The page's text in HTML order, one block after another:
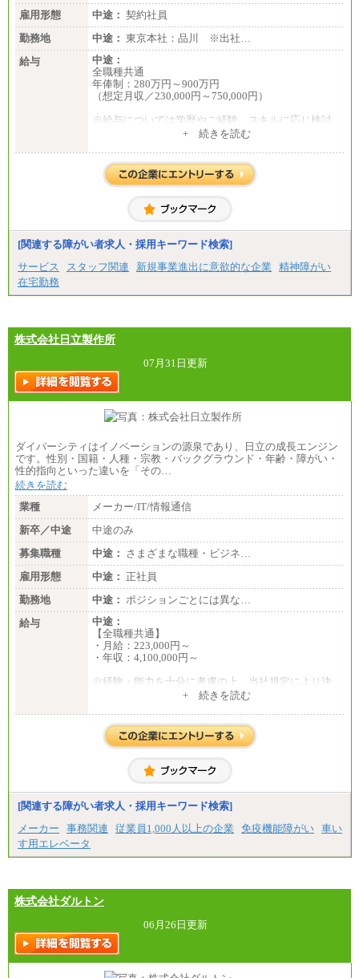
雇用形態
中途： 契約社員
勤務地
中途： 東京本社：品川 ※出社…
給与
中途：
全職種共通
年俸制：280万円～900万円
（想定月収／230,000円～750,000円）
※給与については学歴やご経験、スキルに応じ検討
可能性もございます。
※上記年収に加え、会社業績連動によるインセンテ
ィブが年に一回支払われることがあります。
+ 続きを読む
[関連する障がい者求人・採用キーワード検索]
サービス
スタッフ関連 新規事業進出に意欲的な企業
精神障がい
在宅勤務
株式会社日立製作所
07月31日更新
ダイバーシティはイノベーションの源泉であり、日立の成長エンジン
です。性別・国籍・人種・宗教・バックグラウンド・年齢・障がい・
性的指向といった違いを「その…
続きを読む
業種
メーカー/IT/情報通信
新卒／中途
中途のみ
募集職種
中途： さまざまな職種・ビジネ…
雇用形態
中途： 正社員
勤務地
中途： ポジションごとには異な…
給与
中途：
【全職種共通】
・月給：223,000円～
・年収：4,100,000円～
※経験・能力を十分に考慮の上、当社規定により決
+ 続きを読む
[関連する障がい者求人・採用キーワード検索]
メーカー
事務関連 従業員1,000人以上の企業 免疫機能障がい 車い
す用エレベータ
株式会社ダルトン
06月26日更新